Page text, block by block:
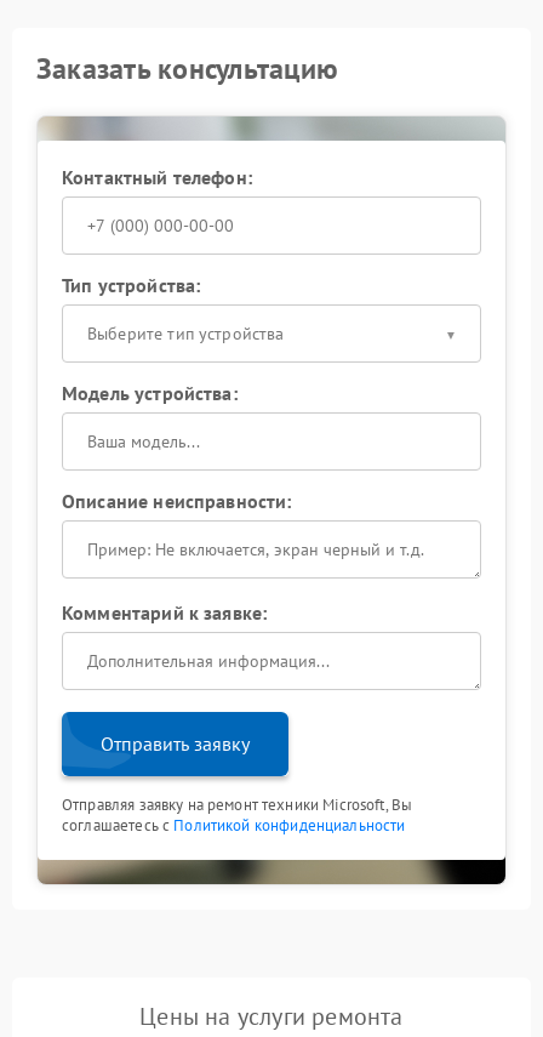
Заказать консультацию
Контактный телефон:
Тип устройства:
Выберите тип устройства
Модель устройства:
Описание неисправности:
Комментарий к заявке:
Отправить заявку
Отправляя заявку на ремонт техники Microsoft, Вы
соглашаетесь с Политикой конфиденциальности
Цены на услуги ремонта